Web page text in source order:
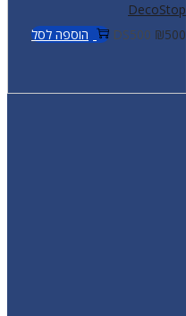
DecoStop
DS500 ₪500 הוספה לסל